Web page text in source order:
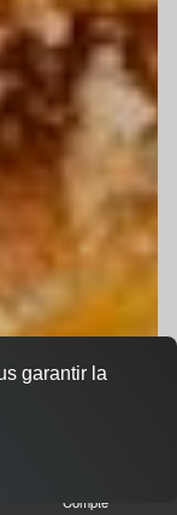
Compte
garantir la